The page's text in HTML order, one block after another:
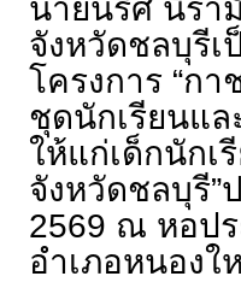
นายนริศ นิรา
จังหวัดชลบุรีเ
โครงการ “ก
ชุดนักเรียนแล
ให้แก่เด็กนักเ
จังหวัดชลบุรี”
2569 ณ หอป
อำเภอหนอง